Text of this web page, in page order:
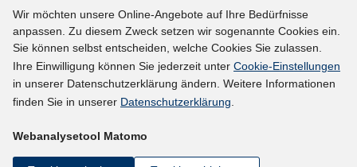
Social-Media-Kanäle
BlueSky
YouTube
LinkedIn
kununu
Wir möchten unsere Online-Angebote auf Ihre Bedürfnisse
anpassen. Zu diesem Zweck setzen wir sogenannte Cookies ein.
Sie können selbst entscheiden, welche Cookies Sie zulassen.
Ihre Einwilligung können Sie jederzeit unter Cookie-Einstellungen
in unserer Datenschutzerklärung ändern. Weitere Informationen
finden Sie in unserer Datenschutzerklärung.
Webanalysetool Matomo